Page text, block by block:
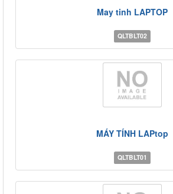
May tinh LAPTOP
QLTBLT02
MÁY TÍNH LAPtop
QLTBLT01